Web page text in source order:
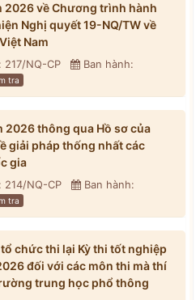
2026 về Chương trình hành
Nghị quyết 19-NQ/TW về
Nam
217/NQ-CP
Ban hành:
tra
2026 thông qua Hồ sơ của
giải pháp thống nhất các
gia
214/NQ-CP
Ban hành:
tra
chức thi lại Kỳ thi tốt nghiệp
đối với các môn thi mà thí
trung học phổ thông